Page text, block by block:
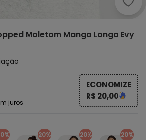
Moletom Manga Longa Evy
juros
ECONOMIZE
R$ 20,00
20% 20% 20%